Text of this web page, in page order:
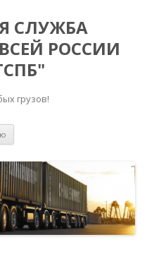
СЛУЖБА
РОССИИ
грузов!